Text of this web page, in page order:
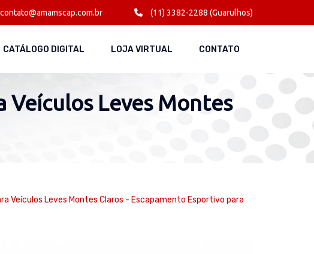
contato@amamscap.com.br (11) 3382-2288 (Guarulhos)
CATÁLOGO DIGITAL LOJA VIRTUAL CONTATO
Veículos Leves Montes
Veículos Leves Montes Claros - Escapamento Esportivo para